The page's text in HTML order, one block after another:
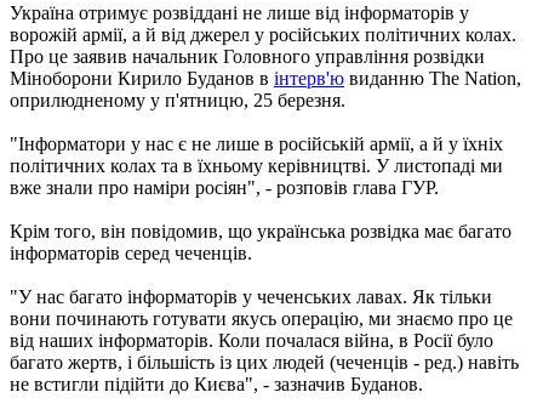
Україна отримує розвіддані не лише від інформаторів у
ворожій армії, а й від джерел у російських політичних колах.
Про це заявив начальник Головного управління розвідки
Міноборони Кирило Буданов в інтерв'ю виданню The Nation,
оприлюдненому у п'ятницю, 25 березня.
"Інформатори у нас є не лише в російській армії, а й у їхніх
політичних колах та в їхньому керівництві. У листопаді ми
вже знали про наміри росіян", - розповів глава ГУР.
Крім того, він повідомив, що українська розвідка має багато
інформаторів серед чеченців.
"У нас багато інформаторів у чеченських лавах. Як тільки
вони починають готувати якусь операцію, ми знаємо про це
від наших інформаторів. Коли почалася війна, в Росії було
багато жертв, і більшість із цих людей (чеченців - ред.) навіть
не встигли підійти до Києва", - зазначив Буданов.